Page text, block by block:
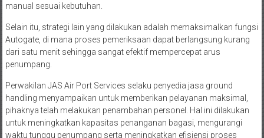
manual sesuai kebutuhan.
Selain itu, strategi lain yang dilakukan adalah memaksimalkan fungsi
Autogate, di mana proses pemeriksaan dapat berlangsung kurang
dari satu menit sehingga sangat efektif mempercepat arus
penumpang.
Perwakilan JAS Air Port Services selaku penyedia jasa ground
handling menyampaikan untuk memberikan pelayanan maksimal,
pihaknya telah melakukan penambahan personel. Hal ini dilakukan
untuk meningkatkan kapasitas penanganan bagasi, mengurangi
waktu tunggu penumpang serta meningkatkan efisiensi proses